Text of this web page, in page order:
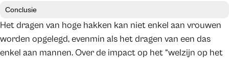
Conclusie
Het dragen van hoge hakken kan niet enkel aan vrouwen
worden opgelegd, evenmin als het dragen van een das
enkel aan mannen. Over de impact op het “welzijn op het